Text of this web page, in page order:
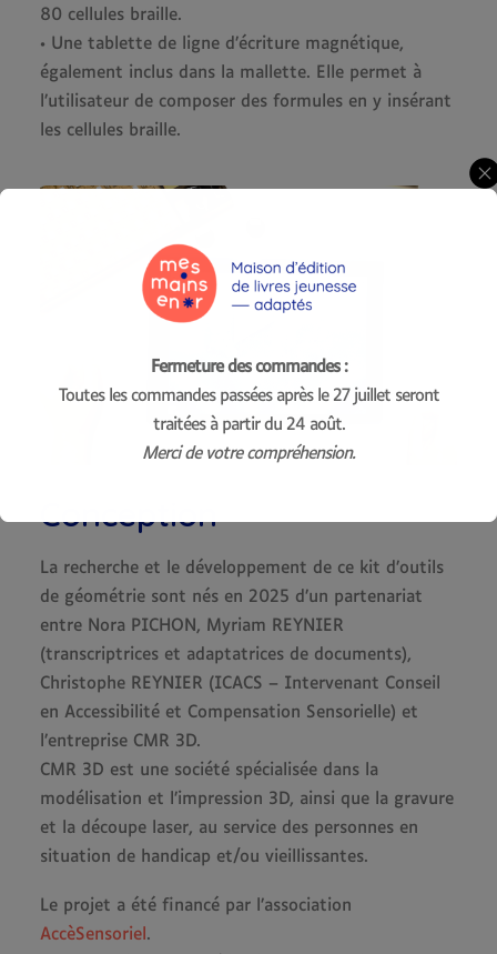
80 cellules braille.
• Une tablette de ligne d’écriture magnétique,
également inclus dans la mallette. Elle permet à
l’utilisateur de composer des formules en y insérant
les cellules braille.
Conception
La recherche et le développement de ce kit d’outils
de géométrie sont nés en 2025 d’un partenariat
entre Nora PICHON, Myriam REYNIER
(transcriptrices et adaptatrices de documents),
Christophe REYNIER (ICACS – Intervenant Conseil
en Accessibilité et Compensation Sensorielle) et
l’entreprise CMR 3D.
CMR 3D est une société spécialisée dans la
modélisation et l’impression 3D, ainsi que la gravure
et la découpe laser, au service des personnes en
situation de handicap et/ou vieillissantes.
Le projet a été financé par l’association
AccèSensoriel .
Fermeture des commandes :
Toutes les commandes passées après le 27 juillet seront
traitées à partir du 24 août.
Merci de votre compréhension.